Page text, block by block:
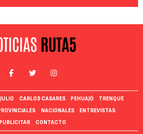
CARLOS CASARES PEHUAJÓ
TRENQUE
NACIONALES
ENTREVISTAS
PUBLICITAR
CONTACTO